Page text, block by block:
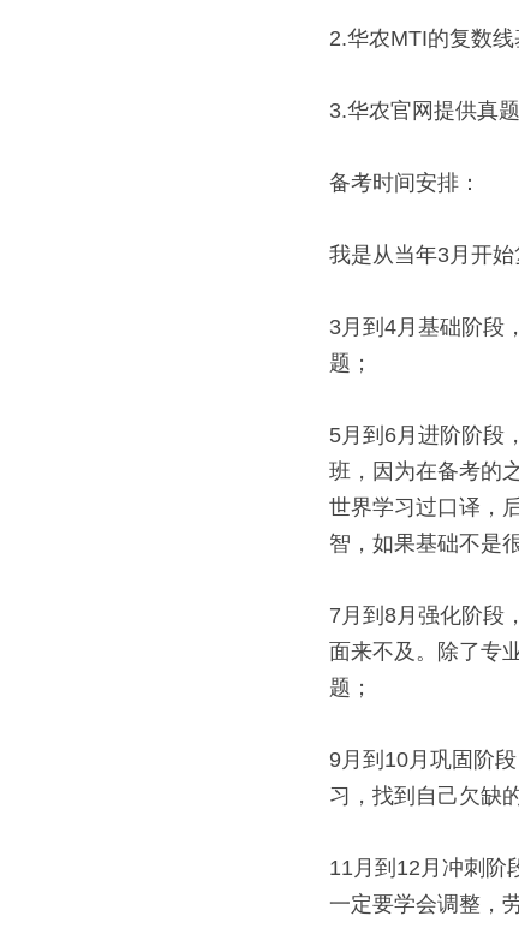
2.华农MTI的复数
3.华农官网提供真
备考时间安排：
我是从当年3月开
3月到4月基础阶段
题；
5月到6月进阶阶段
班，因为在备考的
世界学习过口译，
智，如果基础不是
7月到8月强化阶段
面来不及。除了专
题；
9月到10月巩固阶
习，找到自己欠缺
11月到12月冲刺阶
一定要学会调整，